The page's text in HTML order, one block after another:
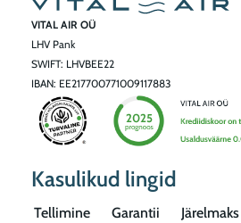
VITAL AIR OÜ
LHV Pank
SWIFT: LHVBEE22
IBAN: EE217700771009117883
Kasulikud lingid
Tellimine Garantii Järelmaks